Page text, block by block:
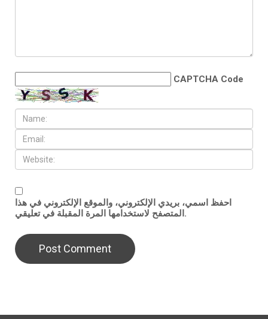
CAPTCHA Code
احفظ اسمي، بريدي الإلكتروني، والموقع الإلكتروني في هذا
المتصفح لاستخدامها المرة المقبلة في تعليقي.